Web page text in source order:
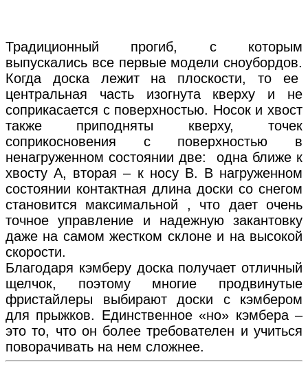
Традиционный прогиб, с которым
выпускались все первые модели сноубордов.
Когда доска лежит на плоскости, то ее
центральная часть изогнута кверху и не
соприкасается с поверхностью. Носок и хвост
также приподняты кверху, точек
соприкосновения с поверхностью в
ненагруженном состоянии две: одна ближе к
хвосту А, вторая – к носу В. В нагруженном
состоянии контактная длина доски со снегом
становится максимальной , что дает очень
точное управление и надежную закантовку
даже на самом жестком склоне и на высокой
скорости.
Благодаря кэмберу доска получает отличный
щелчок, поэтому многие продвинутые
фристайлеры выбирают доски с кэмбером
для прыжков. Единственное «но» кэмбера –
это то, что он более требователен и учиться
поворачивать на нем сложнее.